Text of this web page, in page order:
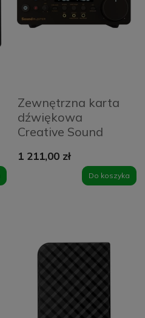
Zewnętrzna karta
dźwiękowa
Creative Sound
1 211,00 zł
Do koszyka